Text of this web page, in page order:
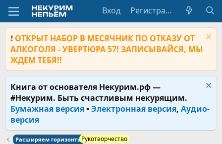
Вход Регистрация
❗ ОТКРЫТ НАБОР В МЕСЯЧНИК ПО ОТКАЗУ ОТ
АЛКОГОЛЯ - УВЕРТЮРА 57! ЗАПИСЫВАЙСЯ, МЫ
ЖДЕМ ТЕБЯ!!
Книга от основателя Некурим.рф —
#Некурим. Быть счастливым некурящим.
Бумажная версия•Электронная версия, Аудио-
версия
Расширяем горизонтыРукотворчество